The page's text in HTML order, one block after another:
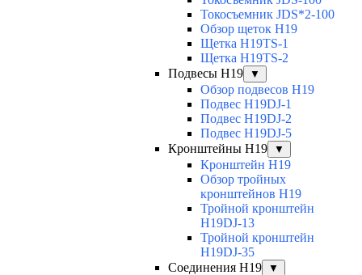
Токосъемник JDS*2-100
Обзор щеток H19
Щетка H19TS-1
Щетка H19TS-2
Подвесы H19
▼
Обзор подвесов H19
Подвес H19DJ-1
Подвес H19DJ-2
Подвес H19DJ-5
Кронштейны H19
▼
Кронштейн H19
Обзор тройных
кронштейнов H19
Тройной кронштейн
H19DJ-13
Тройной кронштейн
H19DJ-35
Соединения H19
▼